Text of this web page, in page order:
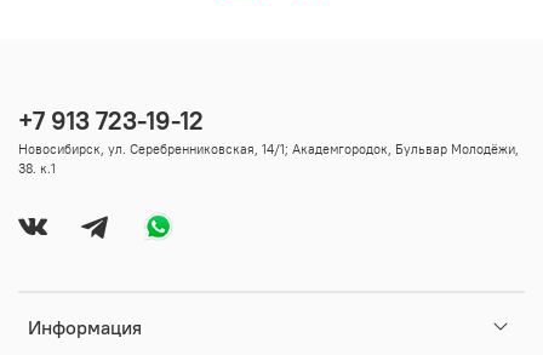
Информация
+7 913 723-19-12
Новосибирск, ул. Серебренниковская, 14/1; Академгородок, Бульвар Молодёжи,
38. к.1